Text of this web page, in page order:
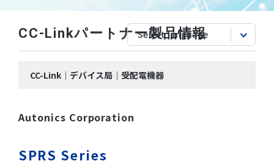
CC-Linkパートナー製品情報
CC-Link｜デバイス局｜受配電機器
Autonics Corporation
SPRS Series